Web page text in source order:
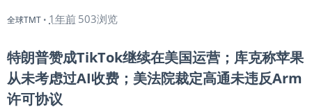
全球TMT • 1年前 503浏览
特朗普赞成TikTok继续在美国运营；库克称苹果
从未考虑过AI收费；美法院裁定高通未违反Arm
许可协议